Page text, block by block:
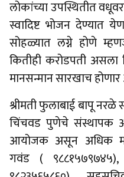
लोकांच्या उपस्थितीत
स्वादिष्ट भोजन देण्यात
सोहळ्यात लग्ने होणे
कितीही करोडपती असला
मानसन्मान सारखाच
श्रीमती फुलाबाई बापू नरळे
चिंचवड पुणेचे संस्थापक
आयोजक असून अधिक
गवंड (